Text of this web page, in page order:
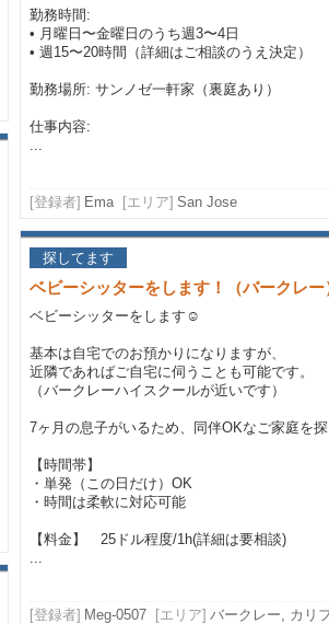
勤務時間:
• 月曜日〜金曜日のうち週3〜4日
• 週15〜20時間（詳細はご相談のうえ決定）
勤務場所: サンノゼ一軒家（裏庭あり）
仕事内容:
...
[登録者] Ema [エリア] San Jose
探してます
ベビーシッターをします！（バークレー
ベビーシッターをします☺️
基本は自宅でのお預かりになりますが、
近隣であればご自宅に伺うことも可能です。
（バークレーハイスクールが近いです）
7ヶ月の息子がいるため、同伴OKなご家庭を探
【時間帯】
・単発（この日だけ）OK
・時間は柔軟に対応可能
【料金】 25ドル程度/1h(詳細は要相談)
...
[登録者] Meg-0507 [エリア] バークレー, カリ